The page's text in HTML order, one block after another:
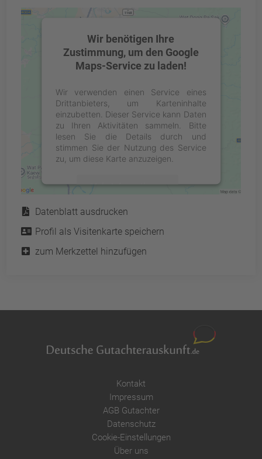
Wir benötigen Ihre
Zustimmung, um den Google
Maps-Service zu laden!
Wir verwenden einen Service eines
Drittanbieters, um Karteninhalte
einzubetten. Dieser Service kann Daten
zu Ihren Aktivitäten sammeln. Bitte
lesen Sie die Details durch und
stimmen Sie der Nutzung des Service
zu, um diese Karte anzuzeigen.
Mehr Informationen
Akzeptieren
powered by Usercentrics Consent
Management Platform
Service
Datenblatt ausdrucken
Profil als Visitenkarte speichern
zum Merkzettel hinzufügen
Kontakt
Impressum
AGB Gutachter
Datenschutz
Cookie-Einstellungen
Über uns